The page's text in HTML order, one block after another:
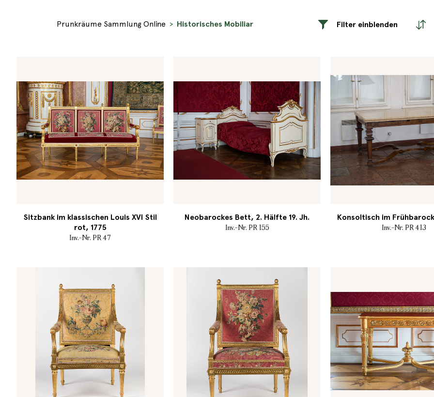
Prunkräume Sammlung Online Historisches Mobiliar Filter einblenden
Sitzbank im klassischen Louis XVI Stil
rot, 1775
Inv.-Nr. PR 47
Neobarockes Bett, 2. Hälfte 19. Jh.
Inv.-Nr. PR 155
Konsoltisch im
Inv.-Nr. PR 413